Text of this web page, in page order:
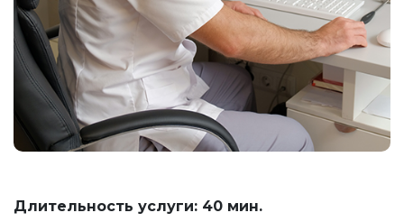
Длительность услуги: 40 мин.